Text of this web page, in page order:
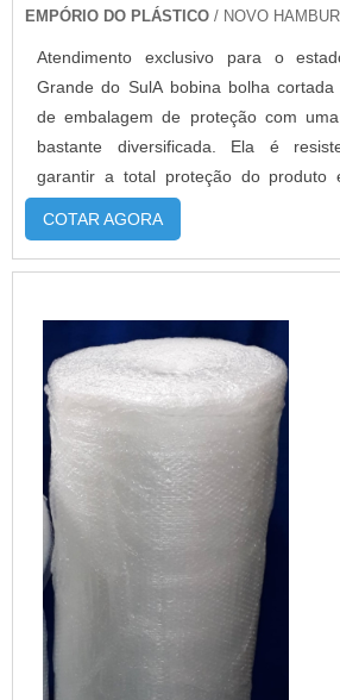
EMPÓRIO DO PLÁSTICO / NOVO
Atendimento exclusivo para o
Grande do SulA bobina bolha
de embalagem de proteção com
bastante diversificada. Ela é
garantir a total proteção do produto
bom aspecto visual, com isso, a
destaca por ser um produto de alto
ótima soldabilidade. O PRODUTO
com o intuito de facilitar o trabalho e o...
COTAR AGORA